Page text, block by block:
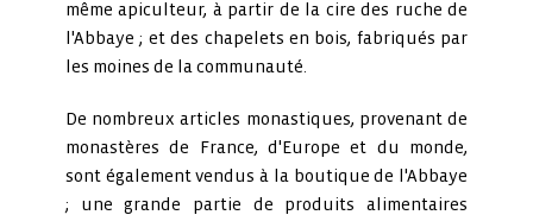
même apiculteur, à partir de la cire des ruche de
l'Abbaye ; et des chapelets en bois, fabriqués par
les moines de la communauté.
De nombreux articles monastiques, provenant de
monastères de France, d'Europe et du monde,
sont également vendus à la boutique de l'Abbaye
; une grande partie de produits alimentaires